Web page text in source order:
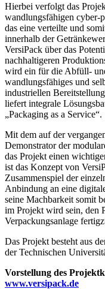
Hierbei verfolgt das
wandlungsfähigen cyber-
das eine verteilte und
innerhalb der
VersiPack über das
nachhaltigeren
wird ein für die Abfüll-
wandlungsfähiges und
industriellen
liefert integrale
„Packaging as a Service“.
Mit dem auf der
Demonstrator der
das Projekt einen
ist das Konzept von
Zusammenspiel der
Anbindung an eine
seine Machbarkeit somit
im Projekt wird sein, den
Verpackungsanlage
Das Projekt besteht aus
der Technischen
Vorstellung des
www.versipack.de